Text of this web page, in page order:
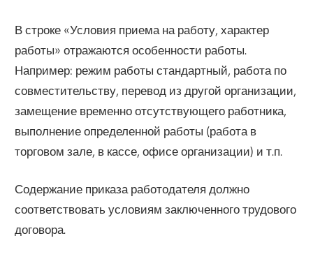
В строке «Условия приема на работу, характер
работы» отражаются особенности работы.
Например: режим работы стандартный, работа по
совместительству, перевод из другой организации,
замещение временно отсутствующего работника,
выполнение определенной работы (работа в
торговом зале, в кассе, офисе организации) и т.п.
Содержание приказа работодателя должно
соответствовать условиям заключенного трудового
договора.